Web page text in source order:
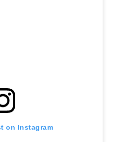
on Instagram